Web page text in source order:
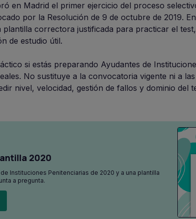
en Madrid el primer ejercicio del proceso
por la Resolución de 9 de octubre de 2019.
plantilla correctora justificada para practicar el
de estudio útil.
si estás preparando Ayudantes de
No sustituye a la convocatoria vigente ni a
nivel, velocidad, gestión de fallos y dominio del
2020
Instituciones Penitenciarias de 2020 y a una plantilla
a pregunta.